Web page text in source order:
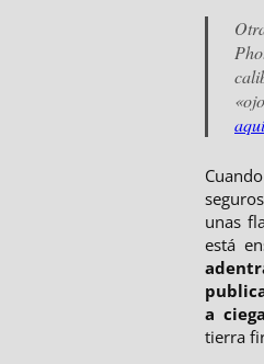
aquí
unas
está
a
tierra